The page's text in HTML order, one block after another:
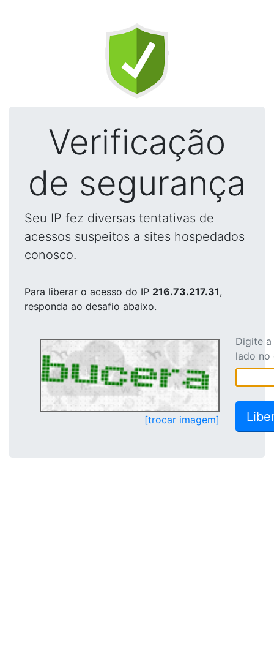
Verificação
de segurança
Seu IP fez diversas tentativas de
acessos suspeitos a sites hospedados
conosco.
Para liberar o acesso do IP 216.73.217.31,
responda ao desafio abaixo.
[trocar imagem]
Digite
lado no